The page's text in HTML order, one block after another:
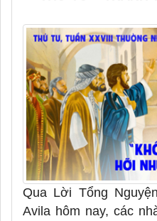
Qua Lời Tổng
Avila hôm nay, các